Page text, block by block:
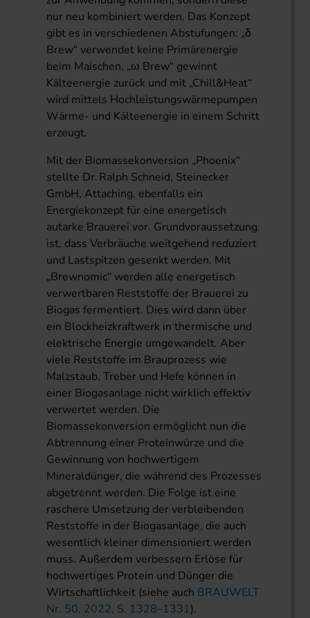
nur neu kombiniert werden. Das Konzept
gibt es in verschiedenen Abstufungen: „δ
Brew“ verwendet keine Primärenergie
beim Maischen, „ω Brew“ gewinnt
Kälteenergie zurück und mit „Chill&Heat“
wird mittels Hochleistungswärmepumpen
Wärme- und Kälteenergie in einem Schritt
erzeugt.
Mit der Biomassekonversion „Phoenix“
stellte Dr. Ralph Schneid, Steinecker
GmbH, Attaching, ebenfalls ein
Energiekonzept für eine energetisch
autarke Brauerei vor. Grundvoraussetzung
ist, dass Verbräuche weitgehend reduziert
und Lastspitzen gesenkt werden. Mit
„Brewnomic“ werden alle energetisch
verwertbaren Reststoffe der Brauerei zu
Biogas fermentiert. Dies wird dann über
ein Blockheizkraftwerk in thermische und
elektrische Energie umgewandelt. Aber
viele Reststoffe im Brauprozess wie
Malzstaub, Treber und Hefe können in
einer Biogasanlage nicht wirklich effektiv
verwertet werden. Die
Biomassekonversion ermöglicht nun die
Abtrennung einer Proteinwürze und die
Gewinnung von hochwertigem
Mineraldünger, die während des Prozesses
abgetrennt werden. Die Folge ist eine
raschere Umsetzung der verbleibenden
Reststoffe in der Biogasanlage, die auch
wesentlich kleiner dimensioniert werden
muss. Außerdem verbessern Erlöse für
hochwertiges Protein und Dünger die
Wirtschaftlichkeit (siehe auch BRAUWELT
Nr. 50, 2022, S. 1328–1331).